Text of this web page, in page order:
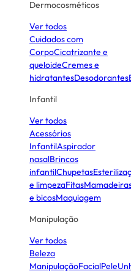
Dermocosméticos
Ver todos
Cuidados com
CorpoCicatrizante e
queloideCremes e
hidratantesDesodorantes
Infantil
Ver todos
Acessórios
InfantilAspirador
nasalBrincos
infantilChupetas
e limpezaFitas
e bicosMaquiagem
Manipulação
Ver todos
Beleza
ManipulaçãoFacialPele